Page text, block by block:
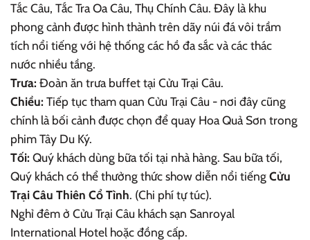
Tắc Câu, Tắc Tra Oa Câu, Thụ Chính Câu. Đây là khu
phong cảnh được hình thành trên dãy núi đá vôi trầm
tích nổi tiếng với hệ thống các hồ đa sắc và các thác
nước nhiều tầng.
Trưa: Đoàn ăn trưa buffet tại Cửu Trại Câu.
Chiều: Tiếp tục tham quan Cửu Trại Câu - nơi đây cũng
chính là bối cảnh được chọn để quay Hoa Quả Sơn trong
phim Tây Du Ký.
Tối: Quý khách dùng bữa tối tại nhà hàng. Sau bữa tối,
Quý khách có thể thưởng thức show diễn nổi tiếngCửu
Trại Câu Thiên Cổ Tình. (Chi phí tự túc).
Nghỉ đêm ở Cửu Trại Câu khách sạn Sanroyal
International Hotel hoặc đồng cấp.